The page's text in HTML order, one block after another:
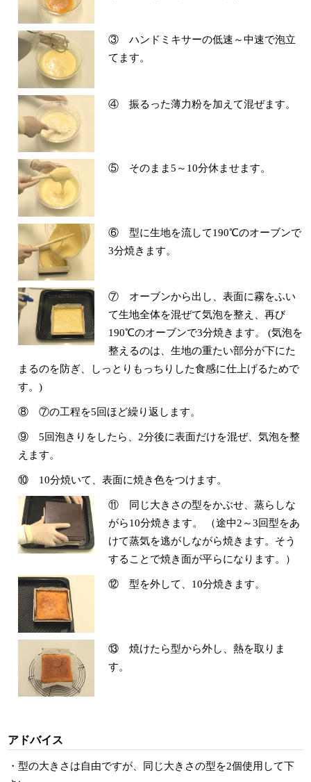
③ ハンドミキサーの低速～中速で泡立
てます。
④ 振るった薄力粉を加えて混ぜます。
⑤ そのまま5～10分休ませます。
⑥ 型に生地を流して190℃のオーブンで
3分焼きます。
⑦ オーブンから出し、表面に霧をふい
て生地全体を混ぜて気泡を整え、再び
190℃のオーブンで3分焼きます。 (気泡を
整えるのは、生地の重たい部分が下にた
まるのを防ぎ、しっとりもっちりした食感に仕上げるためで
す。)
⑧ ⑦の工程を5回ほど繰り返します。
⑨ 5回泡きりをしたら、2分後に表面だけを混ぜ、気泡を整
えます。
⑩ 10分焼いて、表面に焼き色をつけます。
⑪ 同じ大きさの型をかぶせ、蒸らしな
がら10分焼きます。 （途中2～3回型をあ
けて蒸気を逃がしながら焼きます。そう
することで焼き面が平らになります。）
⑫ 型を外して、10分焼きます。
⑬ 焼けたら型から外し、熱を取りま
す。
アドバイス
・型の大きさは自由ですが、同じ大きさの型を2個使用して下